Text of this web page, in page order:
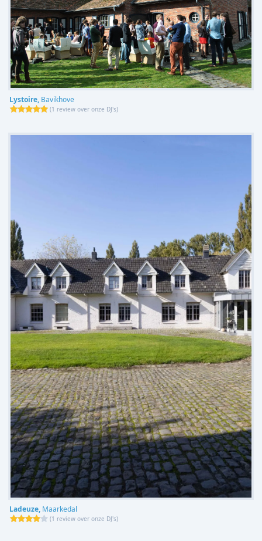
Lystoire, Bavikhove
(1 review over onze DJ's)
Ladeuze, Maarkedal
(1 review over onze DJ's)